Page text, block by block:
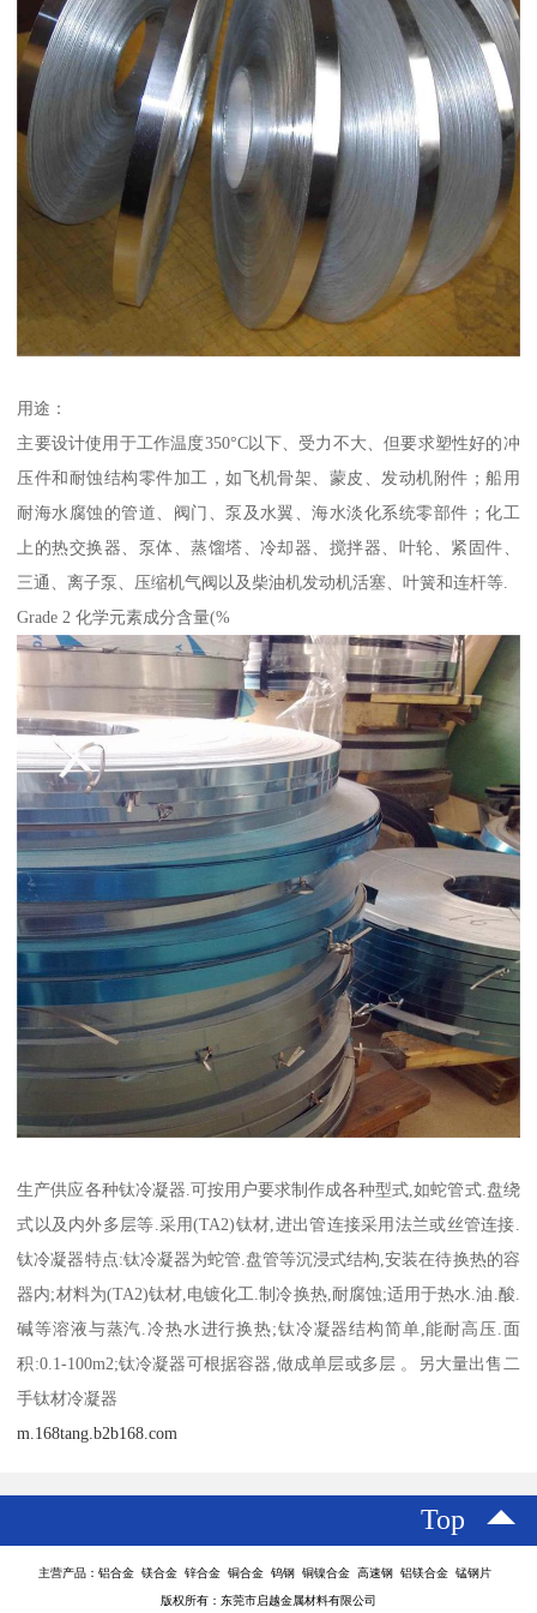
用途：
主要设计使用于工作温度350°C以下、受力不大、但要求塑性好的冲
压件和耐蚀结构零件加工，如飞机骨架、蒙皮、发动机附件；船用
耐海水腐蚀的管道、阀门、泵及水翼、海水淡化系统零部件；化工
上的热交换器、泵体、蒸馏塔、冷却器、搅拌器、叶轮、紧固件、
三通、离子泵、压缩机气阀以及柴油机发动机活塞、叶簧和连杆等.
Grade 2 化学元素成分含量(%
生产供应各种钛冷凝器.可按用户要求制作成各种型式,如蛇管式.盘绕
式以及内外多层等.采用(TA2)钛材,进出管连接采用法兰或丝管连接.
钛冷凝器特点:钛冷凝器为蛇管.盘管等沉浸式结构,安装在待换热的容
器内;材料为(TA2)钛材,电镀化工.制冷换热,耐腐蚀;适用于热水.油.酸.
碱等溶液与蒸汽.冷热水进行换热;钛冷凝器结构简单,能耐高压.面
积:0.1-100m2;钛冷凝器可根据容器,做成单层或多层 。另大量出售二
手钛材冷凝器
m.168tang.b2b168.com
Top
主营产品：铝合金 镁合金 锌合金 铜合金 钨钢 铜镍合金 高速钢 铝镁合金 锰钢片
版权所有：东莞市启越金属材料有限公司